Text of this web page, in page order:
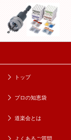
トップ
プロの知恵袋
道楽会とは
よくあるご質問